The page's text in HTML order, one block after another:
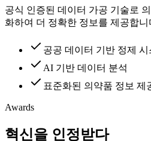
공식 인증된 데이터 가공 기술로
화하여 더 정확한 정보를 제공합니
공공 데이터 기반 정제 시
AI 기반 데이터 분석
표준화된 의약품 정보 제
Awards
혁신을 인정받다